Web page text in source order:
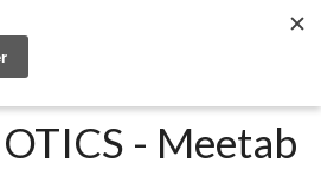
- Meetab